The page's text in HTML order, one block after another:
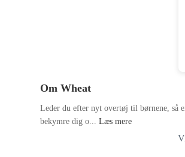
Om Wheat
Leder du efter nyt overtøj til børnene, så
bekymre dig o...Læs mere